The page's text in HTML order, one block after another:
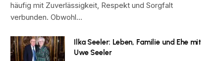
häufig mit Zuverlässigkeit, Respekt und Sorgfalt
verbunden. Obwohl…
Ilka Seeler: Leben, Familie und Ehe mit
Uwe Seeler